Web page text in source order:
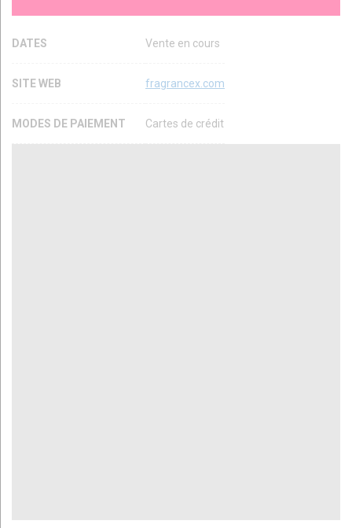
DATES Vente en cours
SITE WEB fragrancex.com
MODES DE PAIEMENT Cartes de crédit